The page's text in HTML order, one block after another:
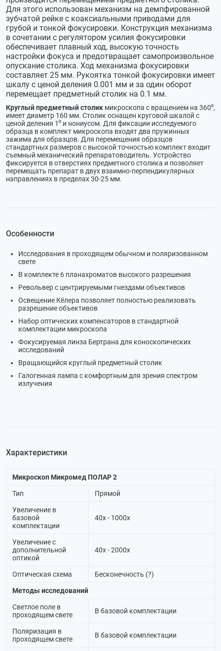
Для этого использован механизм на демпфированной
зубчатой рейке с коаксиальными приводами для
грубой и тонкой фокусировки. Конструкция механизма
в сочетании с регулятором усилия фокусировки
обеспечивает плавный ход, высокую точность
настройки фокуса и предотвращает самопроизвольное
опускание столика. Ход механизма фокусировки
составляет 25 мм. Рукоятка тонкой фокусировки имеет
шкалу с ценой деления 0.001 мм и за один оборот
перемещает предметный столик на 0.1 мм.
Круглый предметный столик микроскопа с вращением на 360⁰,
имеет диаметр 160 мм. Столик оснащен круговой шкалой с
ценой деления 1⁰ и нониусом. Для фиксации исследуемого
образца в комплект микроскопа входят два пружинных
зажима для образцов. Для перемещения образцов
стандартных размеров с высокой точностью комплект входит
съемный механический препаратоводитель. Устройство
фиксируется в отверстиях предметного столика и позволяет
перемещать препарат в двух взаимно-перпендикулярных
направлениях в пределах 30-25 мм.
Особенности
Исследования в проходящем обычном и поляризованном
свете
В комплекте 6 планахроматов высокого разрешения
Револьвер с центрируемыми гнездами объективов
Освещение Кёлера позволяет полностью реализовать
разрешение объективов
Набор оптических компенсаторов в стандартной
комплектации микроскопа
Фокусируемая линза Бертрана для коноскопических
исследований
Вращающийся круглый предметный столик
Галогенная лампа с комфортным для зрения спектром
излучения
Характеристики
Микроскоп Микромед ПОЛАР 2
Тип Прямой
Увеличение в
базовой
комплектации
40х - 1000х
Увеличение с
дополнительной
оптикой
40х - 2000х
Оптическая схема Бесконечность (?)
Методы исследований
Светлое поле в
проходящем свете
В базовой комплектации
Поляризация в
проходящем свете
В базовой комплектации